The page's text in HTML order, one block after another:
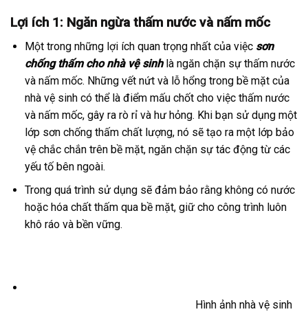
Lợi ích 1: Ngăn ngừa thấm nước và nấm mốc
Một trong những lợi ích quan trọng nhất của việc sơn
chống thấm cho nhà vệ sinhlà ngăn chặn sự thấm nước
và nấm mốc. Những vết nứt và lỗ hổng trong bề mặt của
nhà vệ sinh có thể là điểm mấu chốt cho việc thấm nước
và nấm mốc, gây ra rò rỉ và hư hỏng. Khi bạn sử dụng một
lớp sơn chống thấm chất lượng, nó sẽ tạo ra một lớp bảo
vệ chắc chắn trên bề mặt, ngăn chặn sự tác động từ các
yếu tố bên ngoài.
Trong quá trình sử dụng sẽ đảm bảo rằng không có nước
hoặc hóa chất thấm qua bề mặt, giữ cho công trình luôn
khô ráo và bền vững.
Hình ảnh nhà vệ sinh